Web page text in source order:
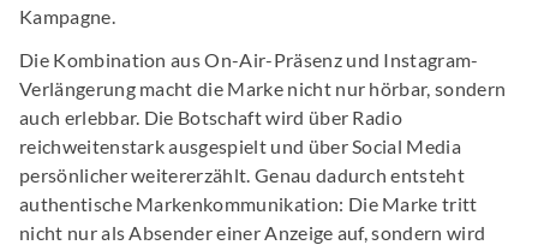
Kampagne.
Die Kombination aus On-Air-Präsenz und Instagram-
Verlängerung macht die Marke nicht nur hörbar, sondern
auch erlebbar. Die Botschaft wird über Radio
reichweitenstark ausgespielt und über Social Media
persönlicher weitererzählt. Genau dadurch entsteht
authentische Markenkommunikation: Die Marke tritt
nicht nur als Absender einer Anzeige auf, sondern wird